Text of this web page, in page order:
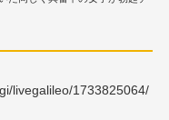
livegalileo/1733825064/